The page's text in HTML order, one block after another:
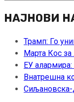
НАЈНОВИ
Трамп: Го
Марта Кос за
ЕУ алармира:
Внатрешна
Сиљановска-